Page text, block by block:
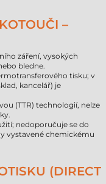
–
záření, vysokých
bledne.
tisku; v
kancelář) je
(TTR) technologií, nelze
nedoporučuje se do
vystavené chemickému
(DIRECT